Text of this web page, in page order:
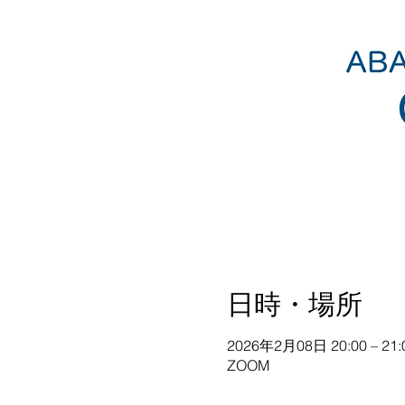
日時・場所
2026年2月08日 20:00 –
ZOOM